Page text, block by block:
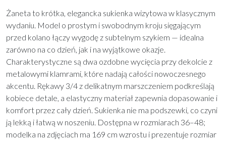
Żaneta to krótka, elegancka sukienka wizytowa w klasycznym
wydaniu. Model o prostym i swobodnym kroju sięgającym
przed kolano łączy wygodę z subtelnym szykiem — idealna
zarówno na co dzień, jak i na wyjątkowe okazje.
Charakterystyczne są dwa ozdobne wycięcia przy dekolcie z
metalowymi klamrami, które nadają całości nowoczesnego
akcentu. Rękawy 3/4 z delikatnym marszczeniem podkreślają
kobiece detale, a elastyczny materiał zapewnia dopasowanie i
komfort przez cały dzień. Sukienka nie ma podszewki, co czyni
ją lekką i łatwą w noszeniu. Dostępna w rozmiarach 36–48;
modelka na zdjęciach ma 169 cm wzrostu i prezentuje rozmiar